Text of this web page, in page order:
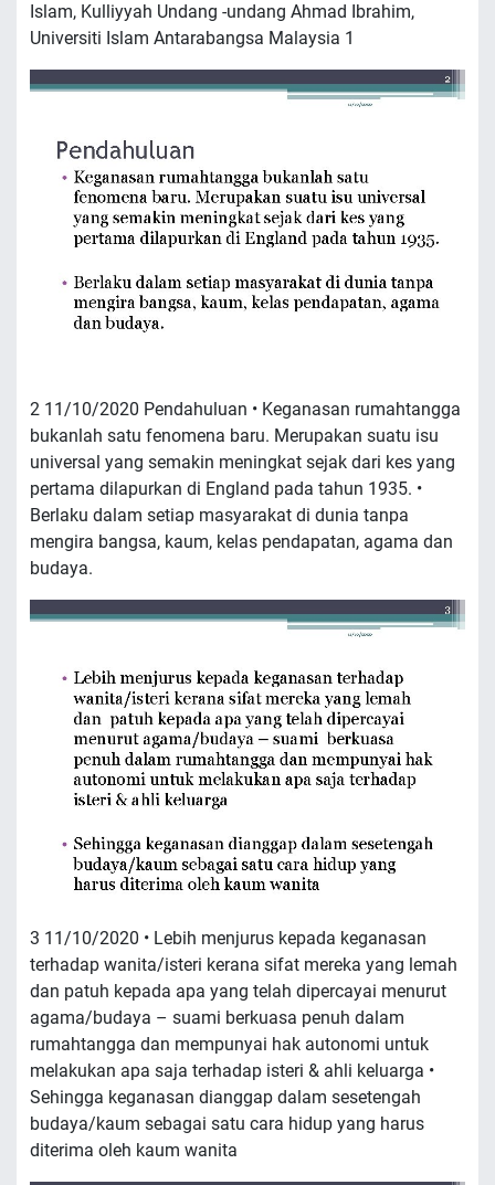
Islam, Kulliyyah Undang -undang Ahmad Ibrahim,
Universiti Islam Antarabangsa Malaysia 1
2 11/10/2020 Pendahuluan • Keganasan rumahtangga
bukanlah satu fenomena baru. Merupakan suatu isu
universal yang semakin meningkat sejak dari kes yang
pertama dilapurkan di England pada tahun 1935. •
Berlaku dalam setiap masyarakat di dunia tanpa
mengira bangsa, kaum, kelas pendapatan, agama dan
budaya.
3 11/10/2020 • Lebih menjurus kepada keganasan
terhadap wanita/isteri kerana sifat mereka yang lemah
dan patuh kepada apa yang telah dipercayai menurut
agama/budaya – suami berkuasa penuh dalam
rumahtangga dan mempunyai hak autonomi untuk
melakukan apa saja terhadap isteri & ahli keluarga •
Sehingga keganasan dianggap dalam sesetengah
budaya/kaum sebagai satu cara hidup yang harus
diterima oleh kaum wanita